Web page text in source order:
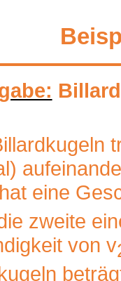
eine
zweite
von v